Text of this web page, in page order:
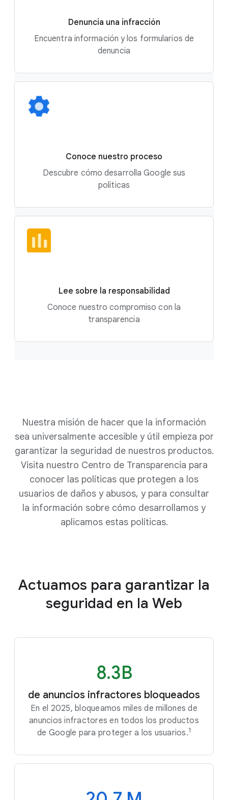
Denuncia una infracción
Encuentra información y los formularios de
denuncia
Conoce nuestro proceso
Descubre cómo desarrolla Google sus
políticas
Lee sobre la responsabilidad
Conoce nuestro compromiso con la
transparencia
Nuestra misión de hacer que la información
sea universalmente accesible y útil empieza por
garantizar la seguridad de nuestros productos.
Visita nuestro Centro de Transparencia para
conocer las políticas que protegen a los
usuarios de daños y abusos, y para consultar
la información sobre cómo desarrollamos y
aplicamos estas políticas.
Actuamos para garantizar la
seguridad en la Web
8.3B
de anuncios infractores bloqueados
En el 2025, bloqueamos miles de millones de
anuncios infractores en todos los productos
de Google para proteger a los usuarios.1